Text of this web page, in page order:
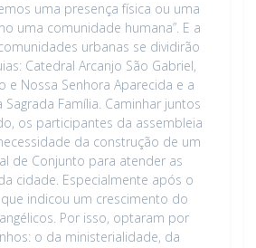
uma presença física ou uma
uma comunidade humana”. E a
urbanas se dividirão
Catedral Arcanjo São Gabriel,
e Nossa Senhora Aparecida e a
Sagrada Família. Caminhar juntos
os participantes da assembleia
da construção de um
de Conjunto para atender as
cidade. Especialmente após o
indicou um crescimento do
Por isso, optaram por
o da ministerialidade, da